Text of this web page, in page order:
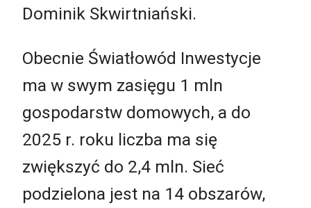
Dominik Skwirtniański.
Obecnie Światłowód Inwestycje
ma w swym zasięgu 1 mln
gospodarstw domowych, a do
2025 r. roku liczba ma się
zwiększyć do 2,4 mln. Sieć
podzielona jest na 14 obszarów,